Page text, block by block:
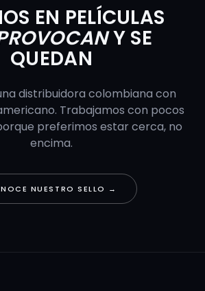
EN PELÍCULAS
Y SE
QUEDAN
distribuidora colombiana con
Trabajamos con pocos
preferimos estar cerca, no
encima.
NUESTRO SELLO →